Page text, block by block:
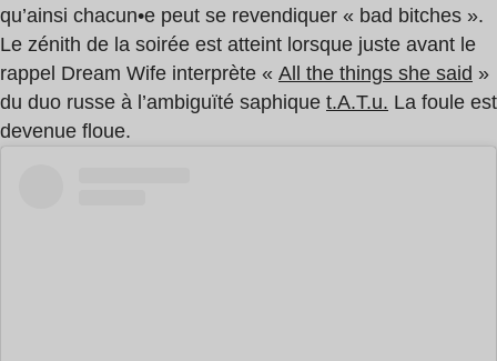
qu’ainsi chacun•e peut se revendiquer « bad bitches ».
Le zénith de la soirée est atteint lorsque juste avant le
rappel Dream Wife interprète « All the things she said »
du duo russe à l’ambiguïté saphique t.A.T.u. La foule est
devenue floue.